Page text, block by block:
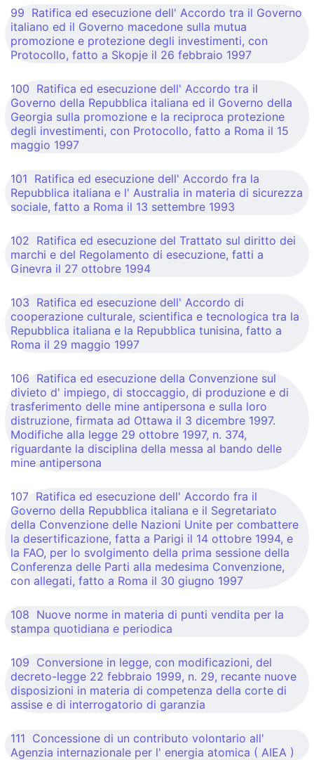
99 Ratifica ed esecuzione dell' Accordo tra il Governo
italiano ed il Governo macedone sulla mutua
promozione e protezione degli investimenti, con
Protocollo, fatto a Skopje il 26 febbraio 1997
100 Ratifica ed esecuzione dell' Accordo tra il
Governo della Repubblica italiana ed il Governo della
Georgia sulla promozione e la reciproca protezione
degli investimenti, con Protocollo, fatto a Roma il 15
maggio 1997
101 Ratifica ed esecuzione dell' Accordo fra la
Repubblica italiana e l' Australia in materia di sicurezza
sociale, fatto a Roma il 13 settembre 1993
102 Ratifica ed esecuzione del Trattato sul diritto dei
marchi e del Regolamento di esecuzione, fatti a
Ginevra il 27 ottobre 1994
103 Ratifica ed esecuzione dell' Accordo di
cooperazione culturale, scientifica e tecnologica tra la
Repubblica italiana e la Repubblica tunisina, fatto a
Roma il 29 maggio 1997
106 Ratifica ed esecuzione della Convenzione sul
divieto d' impiego, di stoccaggio, di produzione e di
trasferimento delle mine antipersona e sulla loro
distruzione, firmata ad Ottawa il 3 dicembre 1997.
Modifiche alla legge 29 ottobre 1997, n. 374,
riguardante la disciplina della messa al bando delle
mine antipersona
107 Ratifica ed esecuzione dell' Accordo fra il
Governo della Repubblica italiana e il Segretariato
della Convenzione delle Nazioni Unite per combattere
la desertificazione, fatta a Parigi il 14 ottobre 1994, e
la FAO, per lo svolgimento della prima sessione della
Conferenza delle Parti alla medesima Convenzione,
con allegati, fatto a Roma il 30 giugno 1997
108 Nuove norme in materia di punti vendita per la
stampa quotidiana e periodica
109 Conversione in legge, con modificazioni, del
decreto-legge 22 febbraio 1999, n. 29, recante nuove
disposizioni in materia di competenza della corte di
assise e di interrogatorio di garanzia
111 Concessione di un contributo volontario all'
Agenzia internazionale per l' energia atomica ( AIEA )